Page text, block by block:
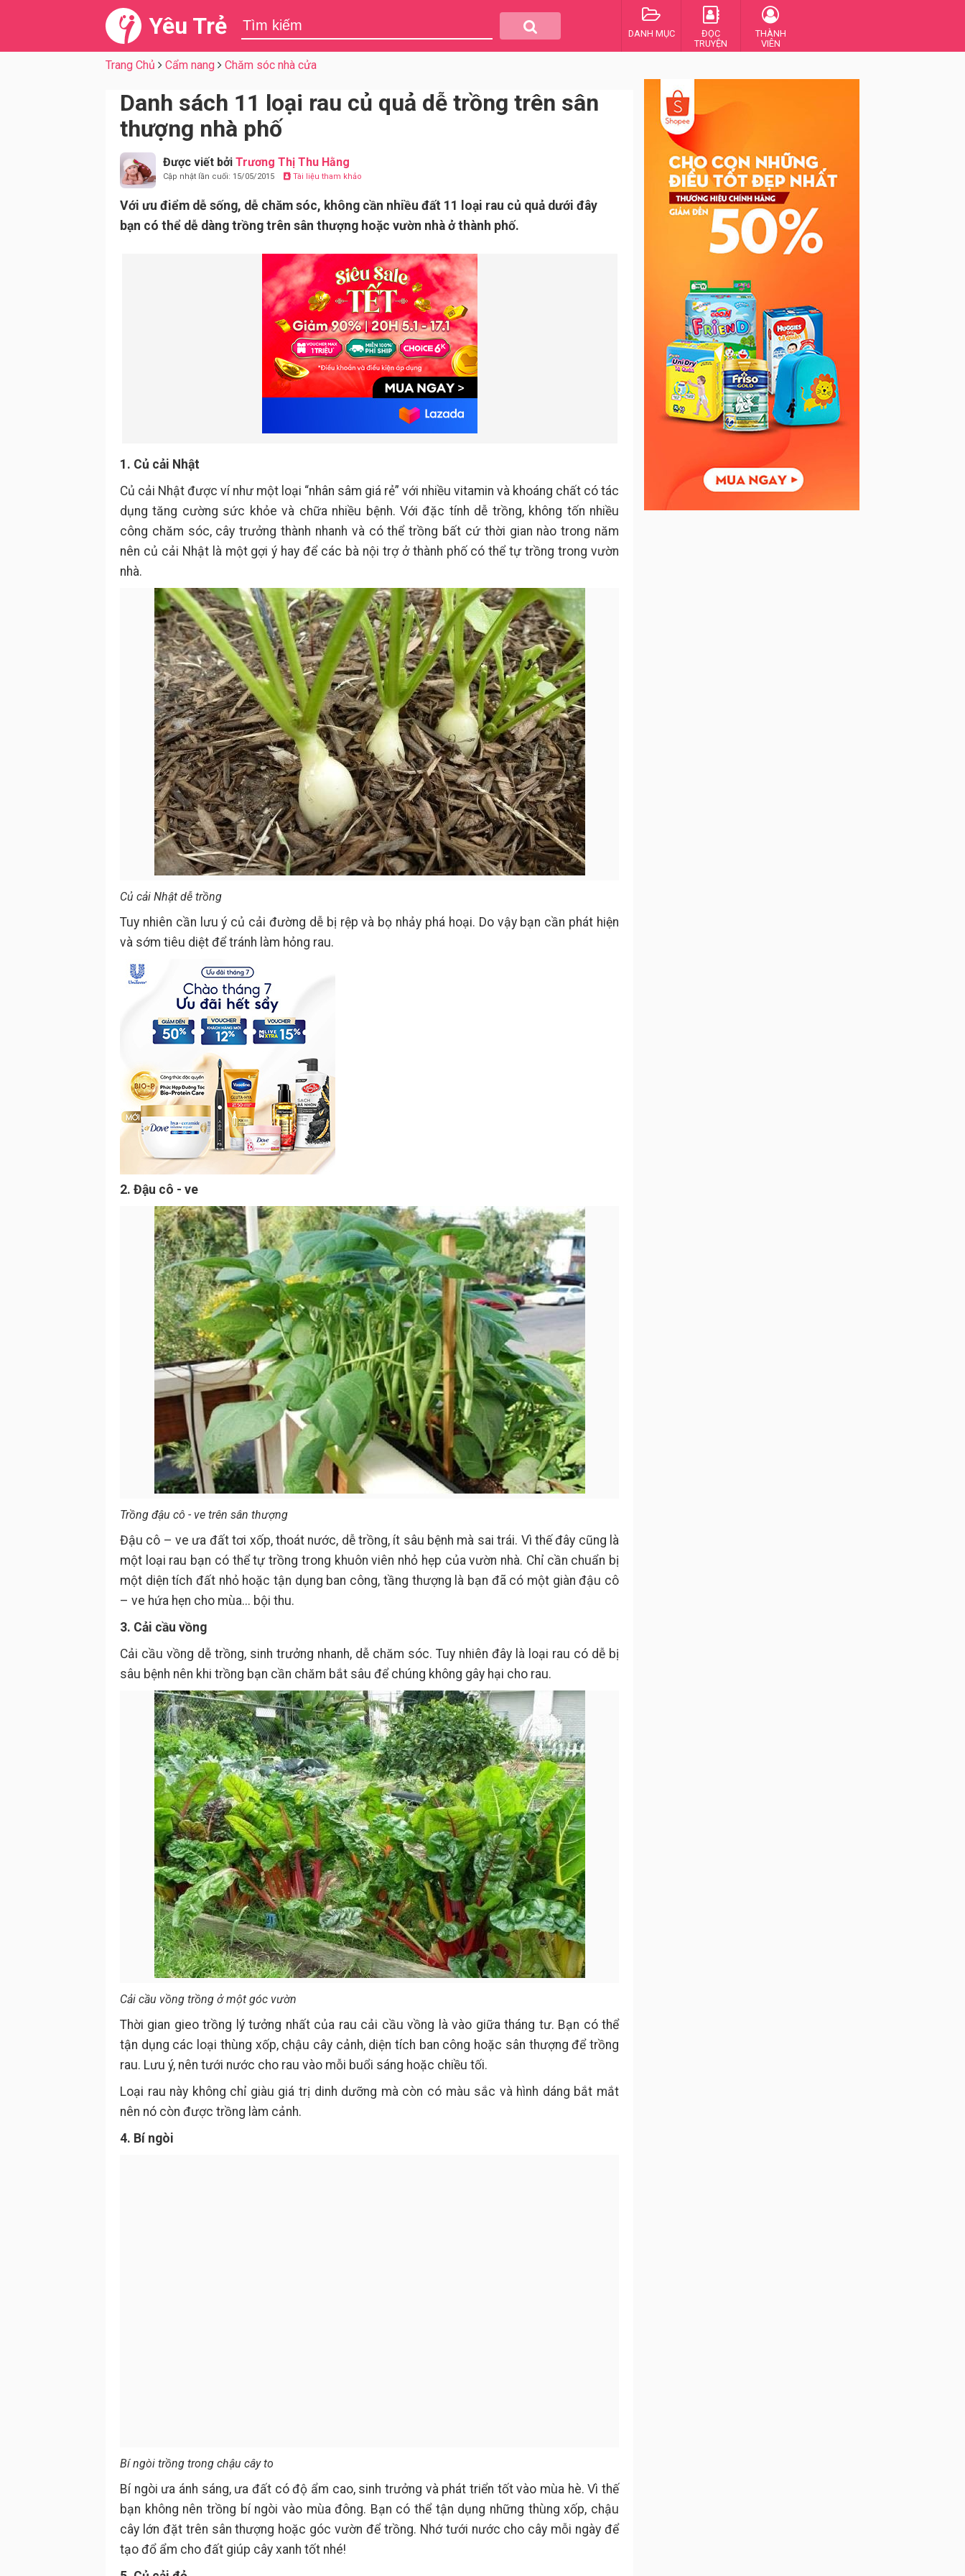
Yêu Trẻ DANH MỤC
ĐỌC
TRUYỆN
THÀNH
VIÊN
Trang Chủ Cẩm nang Chăm sóc nhà cửa
Danh sách 11 loại rau củ quả dễ trồng trên sân
thượng nhà phố
Được viết bởi Trương Thị Thu Hằng
Cập nhật lần cuối: 15/05/2015 Tài liệu tham khảo
Với ưu điểm dễ sống, dễ chăm sóc, không cần nhiều đất 11 loại rau củ quả dưới đây
bạn có thể dễ dàng trồng trên sân thượng hoặc vườn nhà ở thành phố.
1. Củ cải Nhật
Củ cải Nhật được ví như một loại “nhân sâm giá rẻ” với nhiều vitamin và khoáng chất có tác
dụng tăng cường sức khỏe và chữa nhiều bệnh. Với đặc tính dễ trồng, không tốn nhiều
công chăm sóc, cây trưởng thành nhanh và có thể trồng bất cứ thời gian nào trong năm
nên củ cải Nhật là một gợi ý hay để các bà nội trợ ở thành phố có thể tự trồng trong vườn
nhà.
Củ cải Nhật dễ trồng
Tuy nhiên cần lưu ý củ cải đường dễ bị rệp và bọ nhảy phá hoại. Do vậy bạn cần phát hiện
và sớm tiêu diệt để tránh làm hỏng rau.
2. Đậu cô - ve
Trồng đậu cô - ve trên sân thượng
Đậu cô – ve ưa đất tơi xốp, thoát nước, dễ trồng, ít sâu bệnh mà sai trái. Vì thế đây cũng là
một loại rau bạn có thể tự trồng trong khuôn viên nhỏ hẹp của vườn nhà. Chỉ cần chuẩn bị
một diện tích đất nhỏ hoặc tận dụng ban công, tầng thượng là bạn đã có một giàn đậu cô
– ve hứa hẹn cho mùa... bội thu.
3. Cải cầu vồng
Cải cầu vồng dễ trồng, sinh trưởng nhanh, dễ chăm sóc. Tuy nhiên đây là loại rau có dễ bị
sâu bệnh nên khi trồng bạn cần chăm bắt sâu để chúng không gây hại cho rau.
Cải cầu vồng trồng ở một góc vườn
Thời gian gieo trồng lý tưởng nhất của rau cải cầu vồng là vào giữa tháng tư. Bạn có thể
tận dụng các loại thùng xốp, chậu cây cảnh, diện tích ban công hoặc sân thượng để trồng
rau. Lưu ý, nên tưới nước cho rau vào mỗi buổi sáng hoặc chiều tối.
Loại rau này không chỉ giàu giá trị dinh dưỡng mà còn có màu sắc và hình dáng bắt mắt
nên nó còn được trồng làm cảnh.
4. Bí ngòi
Bí ngòi trồng trong chậu cây to
Bí ngòi ưa ánh sáng, ưa đất có độ ẩm cao, sinh trưởng và phát triển tốt vào mùa hè. Vì thế
bạn không nên trồng bí ngòi vào mùa đông. Bạn có thể tận dụng những thùng xốp, chậu
cây lớn đặt trên sân thượng hoặc góc vườn để trồng. Nhớ tưới nước cho cây mỗi ngày để
tạo đổ ẩm cho đất giúp cây xanh tốt nhé!